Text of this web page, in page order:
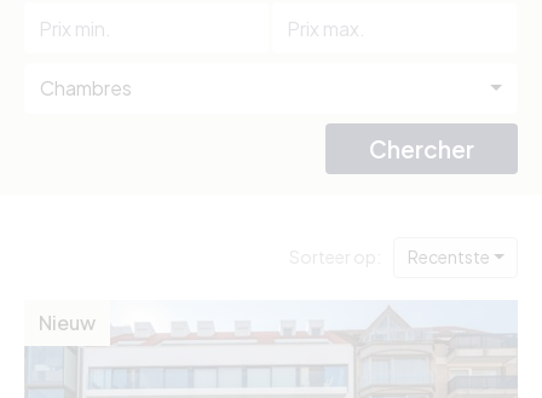
Chambres
Chercher
Sorteer op: Recentste
Nieuw